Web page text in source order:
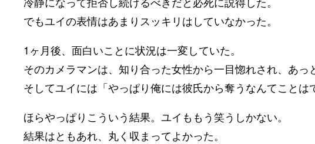
でもユイの表情はあまりスッキリはしていなかった。
1ヶ月後、面白いことに状況は一変していた。
そのカメラマンは、知り合った女性から一目惚れされ、あっ
そしてユイには「やっぱり俺には彼氏から奪うなんてこと
ほらやっぱりこういう結果。ユイももう笑うしかない。
結果はともあれ、丸く収まってよかった。